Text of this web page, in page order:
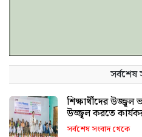
সর্বশেষ
শিক্ষার্থীদের
উজ্জ্বল করতে
সর্বশেষ সংবাদ থেকে